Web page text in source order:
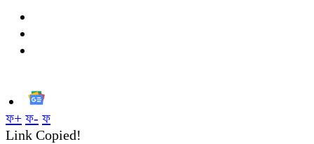
ফ+ ফ- ফ
Link Copied!